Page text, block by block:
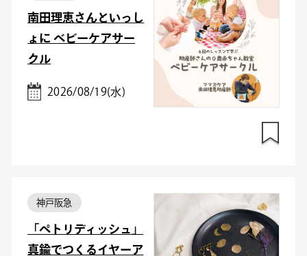
南田理恵さんといっし
ょに ベビーケアサー
クル
2026/08/19(水)
神戸阪急
「ペトリディッシュ」
真鍮でつくるイヤーア